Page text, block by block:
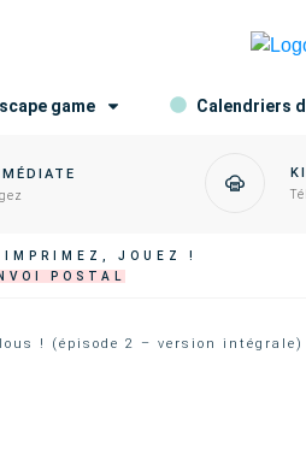
game Calendriers
IMPRIMEZ, JOUEZ !
POSTAL
! (épisode 2 – version intégrale)